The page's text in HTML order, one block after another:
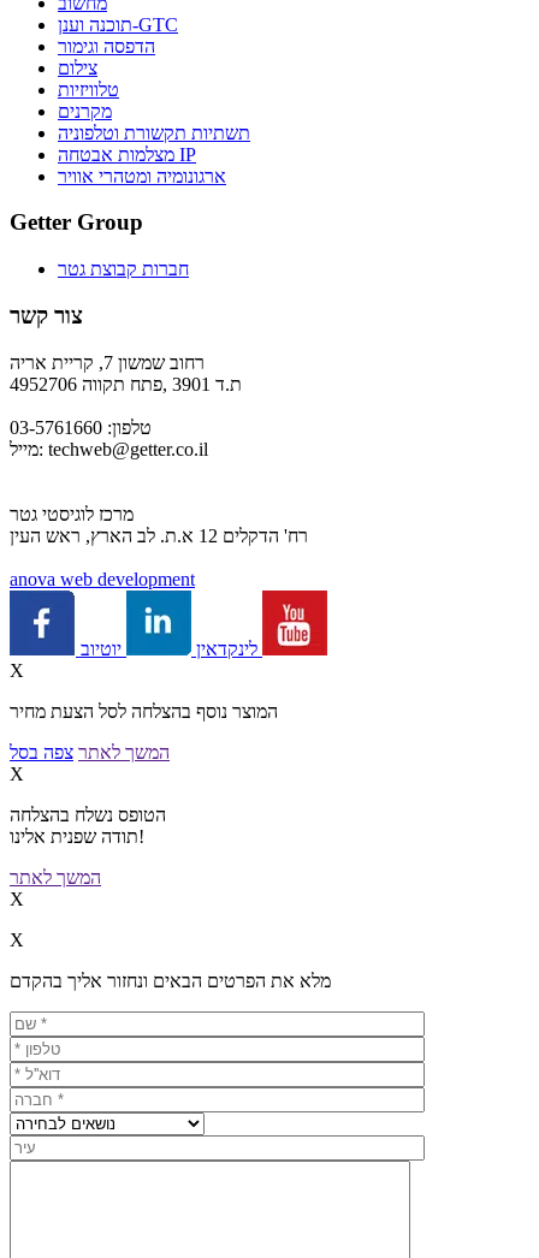
תוכנה וענן-GTC
הדפסה וגימור
צילום
טלוויזיות
מקרנים
תשתיות תקשורת וטלפוניה
מצלמות אבטחה IP
ארגונומיה ומטהרי אוויר
Getter Group
חברות קבוצת גטר
צור קשר
רחוב שמשון 7, קריית אריה
ת.ד 3901 ,פתח תקווה 4952706
טלפון: 03-5761660
מייל: techweb@getter.co.il
מרכז לוגיסטי גטר
רח' הדקלים 12 א.ת. לב הארץ, ראש העין
anova web development
לינקדאין
X
המוצר נוסף בהצלחה לסל הצעת מחיר
המשך לאתר צפה בסל
X
הטופס נשלח בהצלחה
תודה שפנית אלינו!
המשך לאתר
X
X
מלא את הפרטים הבאים ונחזור אליך בהקדם